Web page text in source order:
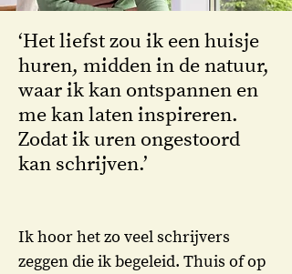
‘Het liefst zou ik een huisje
huren, midden in de natuur,
waar ik kan ontspannen en
me kan laten inspireren.
Zodat ik uren ongestoord
kan schrijven.’
Ik hoor het zo veel schrijvers
zeggen die ik begeleid. Thuis of op